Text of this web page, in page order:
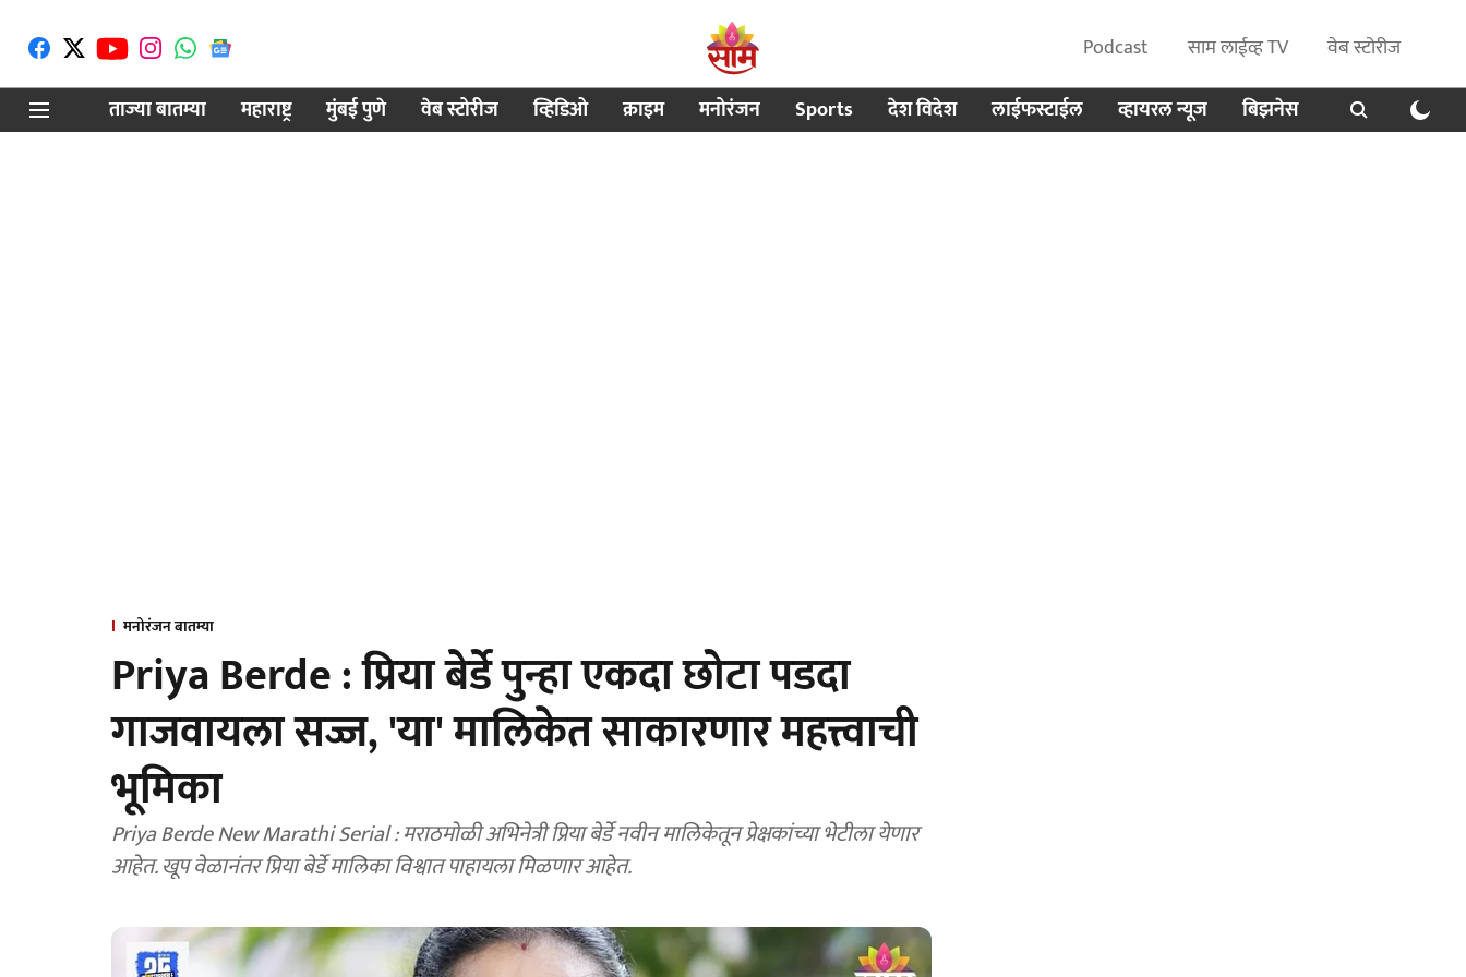
Podcast साम लाईव्ह TV
वेब स्टोरीज
ताज्या बातम्या
महाराष्ट्र मुंबई पुणे वेब स्टोरीज व्हिडिओ क्राइम मनोरंजन Sports देश विदेश लाईफस्टाईल व्हायरल न्यूज बिझनेस
मनोरंजन बातम्या
Priya Berde : प्रिया बेर्डे पुन्हा एकदा छोटा पडदा
गाजवायला सज्ज, 'या' मालिकेत साकारणार महत्त्वाची
भूमिका
Priya Berde New Marathi Serial : मराठमोळी अभिनेत्री प्रिया बेर्डे नवीन मालिकेतून प्रेक्षकांच्या भेटीला येणार
आहेत. खूप वेळानंतर प्रिया बेर्डे मालिका विश्वात पाहायला मिळणार आहेत.